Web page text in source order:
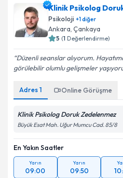
Klinik Psikolog
Psikoloji +1diğer
Ankara, Çankaya
5 (1 Değerlendirme)
Düzenli seanslar alıyorum.
görülebilir olumlu gelişmeler
Adres 1 Online Görüşme
Klinik Psikolog Doruk Zedelenmez
Büyük Esat Mah. Uğur Mumcu Cad. 85/8
En Yakın Saatler
Yarın
09:00
Yarın
09:50